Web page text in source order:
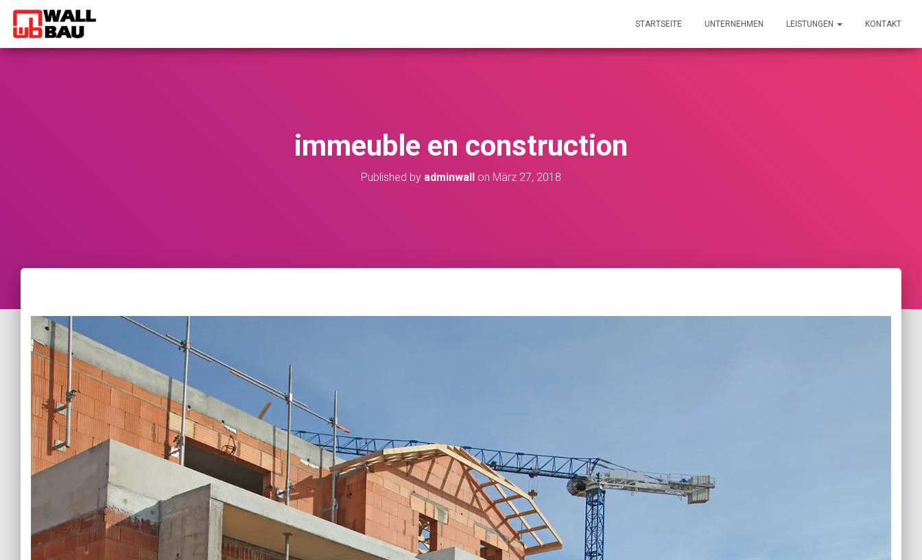
STARTSEITE UNTERNEHMEN LEISTUNGEN KONTAKT
immeuble en construction
Published by adminwall on März 27, 2018